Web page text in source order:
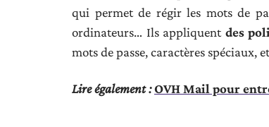
qui permet de régir les mots de
ordinateurs… Ils appliquent des
mots de passe, caractères spéciaux,
Lire également :OVH Mail pour